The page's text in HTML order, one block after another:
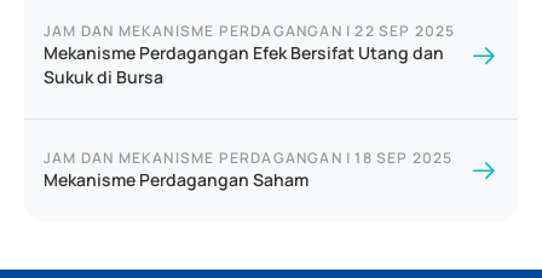
JAM DAN MEKANISME PERDAGANGAN | 22 SEP 2025
Mekanisme Perdagangan Efek Bersifat Utang dan
Sukuk di Bursa
JAM DAN MEKANISME PERDAGANGAN | 18 SEP 2025
Mekanisme Perdagangan Saham